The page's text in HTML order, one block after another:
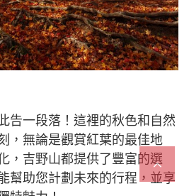
告一段落！這裡的秋色和自然
，無論是觀賞紅葉的最佳地
，吉野山都提供了豐富的選
幫助您計劃未來的行程，並享